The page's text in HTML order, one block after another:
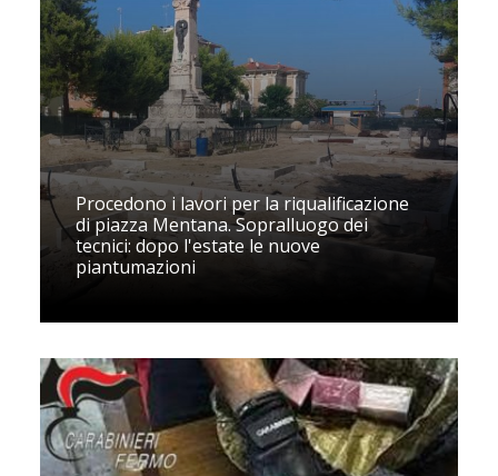
Procedono i lavori per la riqualificazione
di piazza Mentana. Sopralluogo dei
tecnici: dopo l'estate le nuove
piantumazioni